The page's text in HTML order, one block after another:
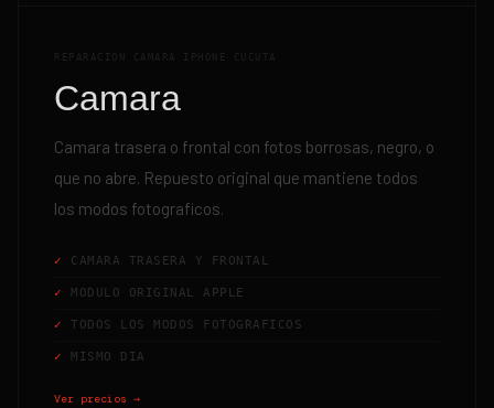
REPARACION CAMARA IPHONE CUCUTA
Camara
Camara trasera o frontal con fotos borrosas, negro, o
que no abre. Repuesto original que mantiene todos
los modos fotograficos.
CAMARA TRASERA Y FRONTAL
MODULO ORIGINAL APPLE
TODOS LOS MODOS FOTOGRAFICOS
MISMO DIA
Ver precios →